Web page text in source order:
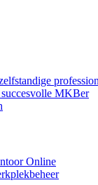
MKBer
Online